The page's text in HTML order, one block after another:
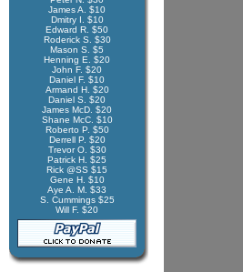
James A. $10
Dmitry I. $10
Edward R. $50
Roderick S. $30
Mason S. $5
Henning E. $20
John F. $20
Daniel F. $10
Armand H. $20
Daniel S. $20
James McD. $20
Shane McC. $10
Roberto P. $50
Derrell P. $20
Trevor O. $30
Patrick H. $25
Rick @SS $15
Gene H. $10
Aye A. M. $33
S. Cummings $25
Will F. $20